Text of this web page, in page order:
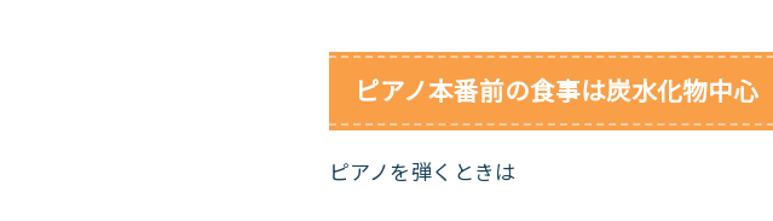
ピアノ本番前の食事は炭水化物中心
ピアノを弾くときは